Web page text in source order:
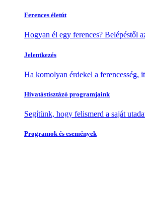
Ferences életút
Hogyan él egy ferences? Belépéstől
Jelentkezés
Ha komolyan érdekel a ferencesség,
Hivatástisztázó programjaink
Segítünk, hogy felismerd a saját
Programok és események